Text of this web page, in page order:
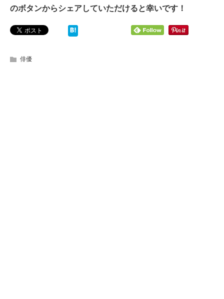
のボタンからシェアしていただけると幸いです！
俳優